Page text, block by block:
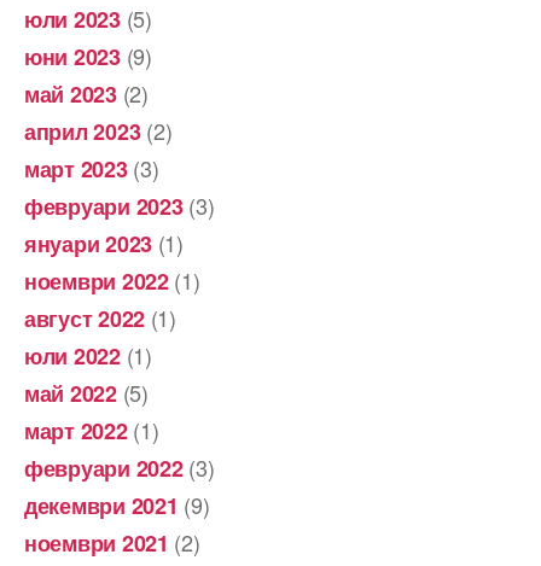
юли 2023(5)
юни 2023(9)
май 2023(2)
април 2023(2)
март 2023(3)
февруари 2023(3)
януари 2023 (1)
ноември 2022(1)
август 2022 (1)
юли 2022(1)
май 2022(5)
март 2022(1)
февруари 2022(3)
декември 2021 (9)
ноември 2021 (2)